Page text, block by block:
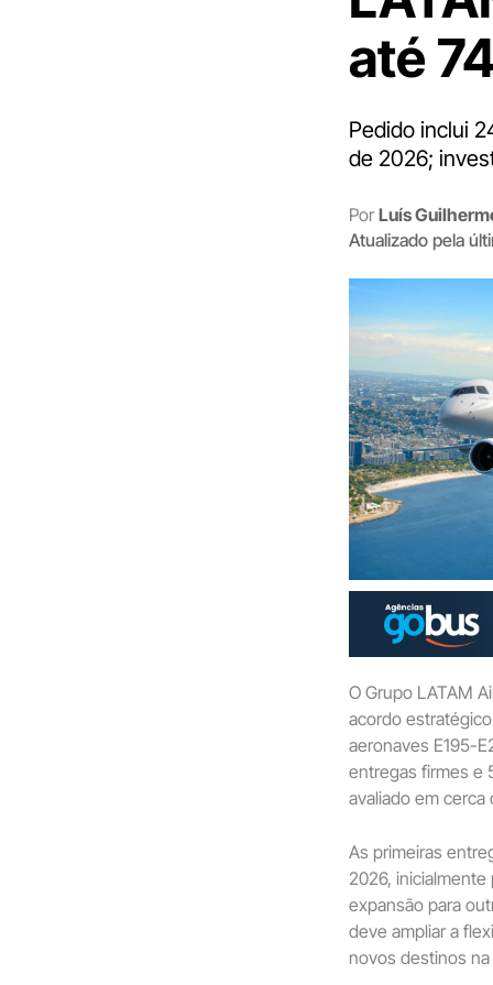
até
Pedido inclui
de 2026;
Por Luís
Atualizado pela
O Grupo LATAM
acordo
aeronaves E195-
entregas firmes e
avaliado em cerca
As primeiras
2026, inicialmente
expansão para
deve ampliar a
novos destinos na